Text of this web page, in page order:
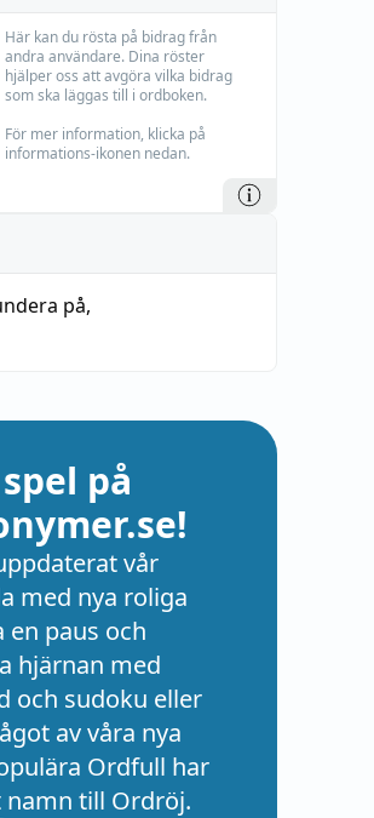
Här kan du rösta på bidrag från
andra användare. Dina röster
hjälper oss att avgöra vilka bidrag
som ska läggas till i ordboken.
För mer information, klicka på
informations-ikonen nedan.
på,
på
vår
med nya roliga
en paus och
hjärnan med
och sudoku eller
av våra nya
Ordfull har
namn till Ordröj.